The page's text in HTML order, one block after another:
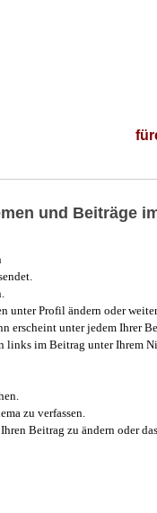
und Beiträge
unter Profil ändern oder
erscheint unter jedem Ihrer
im Beitrag unter Ihrem
zu verfassen.
Beitrag zu ändern oder